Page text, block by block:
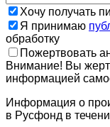
Хочу получать
Я принимаю
обработку
Пожертвовать
Внимание! Вы
информацией
Информация о
в Русфонд в